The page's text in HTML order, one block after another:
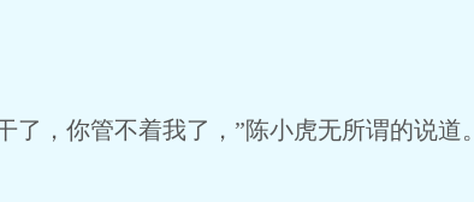
，你管不着我了，”陈小虎无所谓的说道。